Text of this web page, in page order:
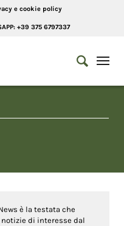
e cookie policy
+39 375 6797337
è la testata che
di interesse dal